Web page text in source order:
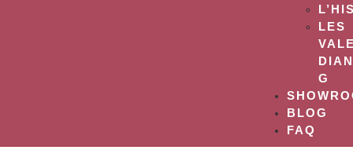
LES
G
BLOG
FAQ